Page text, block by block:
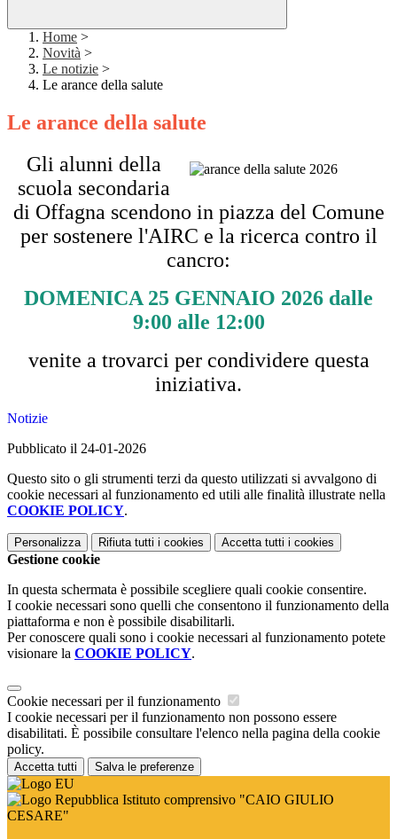
Home >
Novità >
Le notizie >
Le arance della salute
Le arance della salute
Gli alunni della
scuola secondaria
di Offagna scendono in piazza del Comune
per sostenere l'AIRC e la ricerca contro il
cancro:
DOMENICA 25 GENNAIO 2026 dalle
9:00 alle 12:00
venite a trovarci per condividere questa
iniziativa.
Notizie
Pubblicato il 24-01-2026
Questo sito o gli strumenti terzi da questo utilizzati si avvalgono di
cookie necessari al funzionamento ed utili alle finalità illustrate nella
COOKIE POLICY.
Personalizza Rifiuta tutti i cookies Accetta tutti i cookies
Gestione cookie
In questa schermata è possibile scegliere quali cookie consentire.
I cookie necessari sono quelli che consentono il funzionamento della
piattaforma e non è possibile disabilitarli.
Per conoscere quali sono i cookie necessari al funzionamento potete
visionare la COOKIE POLICY.
Cookie necessari per il funzionamento
I cookie necessari per il funzionamento non possono essere
disabilitati. È possibile consultare l'elenco nella pagina della cookie
policy.
Accetta tutti Salva le preferenze
Istituto comprensivo "CAIO GIULIO
CESARE"